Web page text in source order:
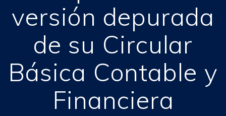
versión depurada
de su Circular
Básica Contable y
Financiera